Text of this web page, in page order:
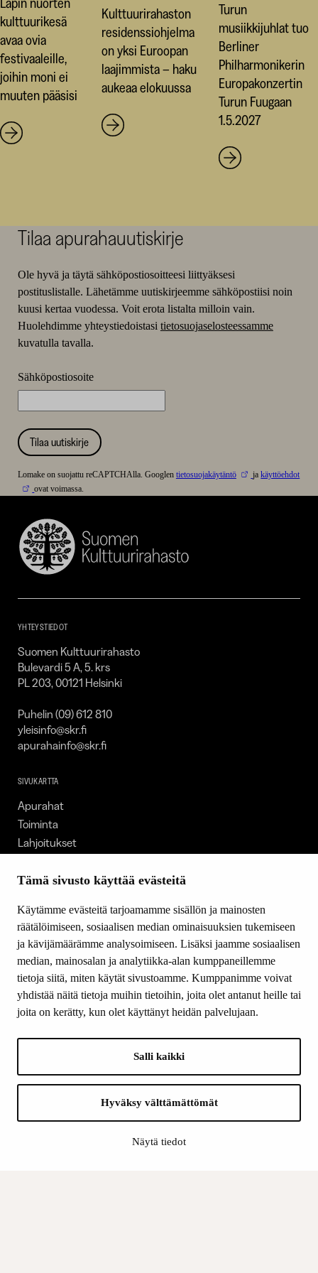
Tämä sivusto käyttää evästeitä
Käytämme evästeitä tarjoamamme sisällön ja mainosten
räätälöimiseen, sosiaalisen median ominaisuuksien tukemiseen
ja kävijämäärämme analysoimiseen. Lisäksi jaamme sosiaalisen
median, mainosalan ja analytiikka-alan kumppaneillemme
tietoja siitä, miten käytät sivustoamme. Kumppanimme voivat
yhdistää näitä tietoja muihin tietoihin, joita olet antanut heille tai
joita on kerätty, kun olet käyttänyt heidän palvelujaan.
Salli kaikki
Hyväksy välttämättömät
Näytä tiedot
kulttuurikesä
avaa ovia
festivaaleille,
joihin moni ei
muuten pääsisi
Kulttuurirahaston
residenssiohjelma
on yksi Euroopan
laajimmista – haku
aukeaa elokuussa
Turun
musiikkijuhlat tuo
Berliner
Philharmonikerin
Europakonzertin
Turun Fuugaan
1.5.2027
Tilaa apurahauutiskirje
Ole hyvä ja täytä sähköpostiosoitteesi liittyäksesi
postituslistalle. Lähetämme uutiskirjeemme sähköpostiisi noin
kuusi kertaa vuodessa. Voit erota listalta milloin vain.
Huolehdimme yhteystiedoistasi tietosuojaselosteessamme
kuvatulla tavalla.
Sähköpostiosoite
Tilaa uutiskirje
Lomake on suojattu reCAPTCHAlla. Googlen tietosuojakäytäntö jakäyttöehdot
ovat voimassa.
Suomen
Kulttuurirahasto
YHTEYSTIEDOT
Suomen Kulttuurirahasto
Bulevardi 5 A, 5. krs
PL 203, 00121 Helsinki
Puhelin (09) 612 810
yleisinfo@skr.fi
apurahainfo@skr.fi
SIVUKARTTA
Apurahat
Toiminta
Lahjoitukset
Ajankohtaista
Yhteystiedot
SEURAA MEITÄ
Facebook
Instagram
LinkedIn
Suomen Kulttuurirahasto: